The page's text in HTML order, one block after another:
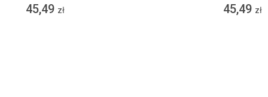
45,49 zł 45,49 zł